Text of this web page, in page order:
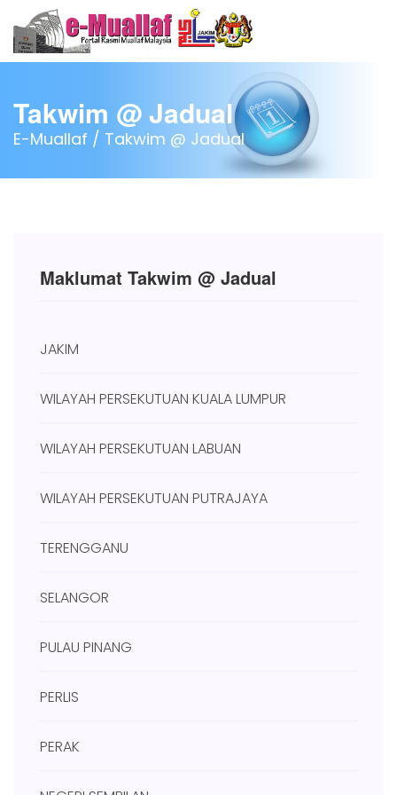
Takwim @ Jadual
E-Muallaf / Takwim @ Jadual
Maklumat Takwim @ Jadual
JAKIM
WILAYAH PERSEKUTUAN KUALA LUMPUR
WILAYAH PERSEKUTUAN LABUAN
WILAYAH PERSEKUTUAN PUTRAJAYA
TERENGGANU
SELANGOR
PULAU PINANG
PERLIS
PERAK